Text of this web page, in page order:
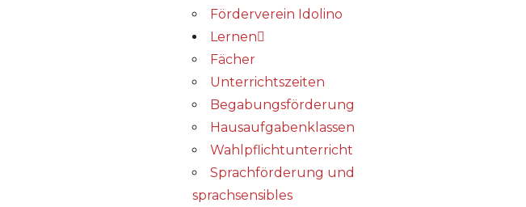
Förderverein Idolino
Lernen
Fächer
Unterrichtszeiten
Begabungs­förderung
Hausaufgabenklassen
Wahlpflichtunterricht
Sprachförderung und
sprachsensibles